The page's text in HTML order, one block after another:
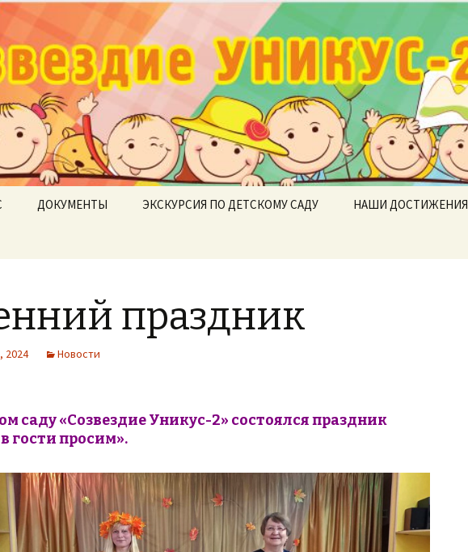
УНИКУС-2»
ДОКУМЕНТЫ ЭКСКУРСИЯ ПО ДЕТСКОМУ САДУ НАШИ ДОСТИЖЕНИЯ
праздник
2024 Новости
саду «Созвездие Уникус-2» состоялся праздник
гости просим».